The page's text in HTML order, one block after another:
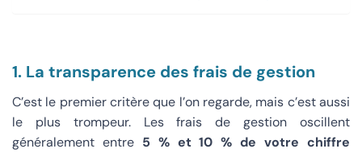
1. La transparence des frais de gestion
C’est le premier critère que l’on regarde, mais c’est aussi
le plus trompeur. Les frais de gestion oscillent
généralement entre 5 % et 10 % de votre chiffre